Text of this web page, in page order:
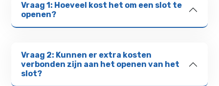
Vraag 1: Hoeveel kost het om een slot te
openen?
Vraag 2: Kunnen er extra kosten
verbonden zijn aan het openen van het
slot?